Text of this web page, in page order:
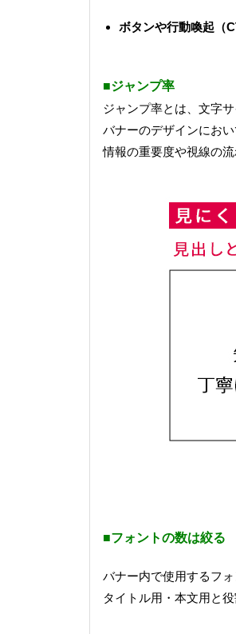
ボタンや行動喚起（
■ジャンプ率
ジャンプ率とは、文字
バナーのデザインにお
情報の重要度や視線の
■フォントの数は絞る
バナー内で使用するフ
タイトル用・本文用と